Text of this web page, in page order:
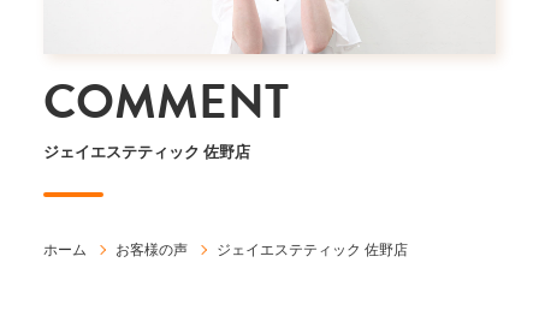
COMMENT
ジェイエステティック 佐野店
ホーム お客様の声 ジェイエステティック 佐野店